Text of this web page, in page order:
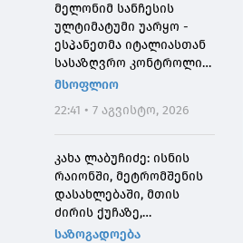
მელონიმ სანჩესის
ულტიმატუმი უარყო -
ესპანეთმა იტალიასთან
სასაზღვრო კონტროლი
დააწესა
მსოფლიო
22:41 • 7 აგვისტო, 2026
კახა ლაბუჩიძე: ისნის
რაიონში, მეტრომშენის
დასახლებაში, მთის
ძირის ქუჩაზე,
მასშტაბური
საზოგადოება